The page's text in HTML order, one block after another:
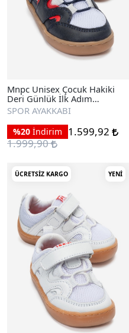
Mnpc Unisex Çocuk Hakiki
Deri Günlük İlk Adım
Ayakkabı
SPOR AYAKKABI
%20 İndirim
1.599,92
1.999,90
ÜCRETSIZ KARGO YENI